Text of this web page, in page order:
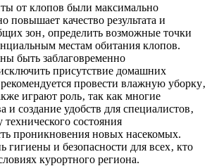
от клопов были максимально
качество результата и
зон‚ определить возможные точки
местам обитания клопов.
быть заблаговременно
присутствие домашних
провести влажную уборку‚
играют роль‚ так как многие
создание удобств для специалистов‚
состояния
проникновения новых насекомых.
и безопасности для всех‚ кто
курортного региона.